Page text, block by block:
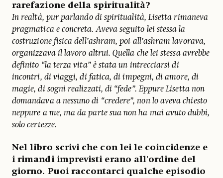
rarefazione della spiritualità?
In realtà, pur parlando di spiritualità, Lisetta rimaneva
pragmatica e concreta. Aveva seguito lei stessa la
costruzione fisica dell’ashram, poi all’ashram lavorava,
organizzava il lavoro altrui. Quella che lei stessa avrebbe
definito “la terza vita” è stata un intrecciarsi di
incontri, di viaggi, di fatica, di impegni, di amore, di
magie, di sogni realizzati, di “fede”. Eppure Lisetta non
domandava a nessuno di “credere”, non lo aveva chiesto
neppure a me, ma da parte sua non ha mai avuto dubbi,
solo certezze.
Nel libro scrivi che con lei le coincidenze e
i rimandi imprevisti erano all'ordine del
giorno. Puoi raccontarci qualche episodio